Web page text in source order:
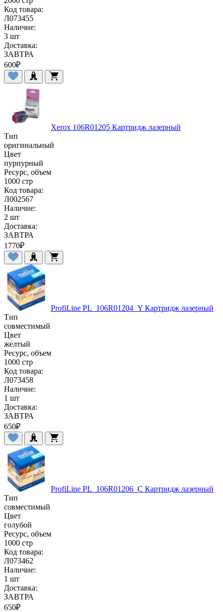
Код товара:
Л073455
Наличие:
3 шт
Доставка:
ЗАВТРА
600₽
Xerox 106R01205 Картридж лазерный
Тип
оригинальный
Цвет
пурпурный
Ресурс, объем
1000 стр
Код товара:
Л002567
Наличие:
2 шт
Доставка:
ЗАВТРА
1770₽
ProfiLine PL_106R01204_Y Картридж лазерный
Тип
совместимый
Цвет
желтый
Ресурс, объем
1000 стр
Код товара:
Л073458
Наличие:
1 шт
Доставка:
ЗАВТРА
650₽
ProfiLine PL_106R01206_C Картридж лазерный
Тип
совместимый
Цвет
голубой
Ресурс, объем
1000 стр
Код товара:
Л073462
Наличие:
1 шт
Доставка:
ЗАВТРА
650₽